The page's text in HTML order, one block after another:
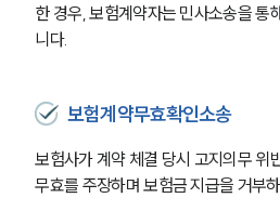
한 경우, 보험계약자는 민사소송을 통
니다.
보험계약무효확인소송
보험사가 계약 체결 당시 고지의무 위
무효를 주장하며 보험금 지급을 거부